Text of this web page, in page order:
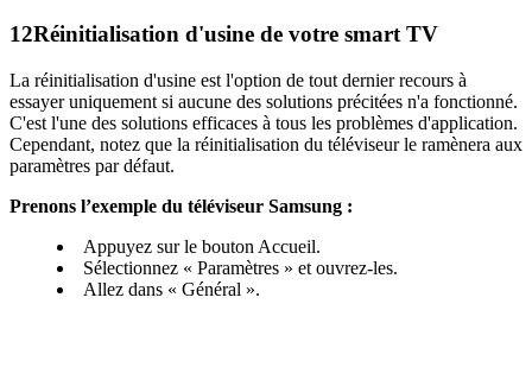
12Réinitialisation d'usine de votre smart TV
La réinitialisation d'usine est l'option de tout dernier recours à
essayer uniquement si aucune des solutions précitées n'a fonctionné.
C'est l'une des solutions efficaces à tous les problèmes d'application.
Cependant, notez que la réinitialisation du téléviseur le ramènera aux
paramètres par défaut.
Prenons l’exemple du téléviseur Samsung :
Appuyez sur le bouton Accueil.
Sélectionnez « Paramètres » et ouvrez-les.
Allez dans « Général ».